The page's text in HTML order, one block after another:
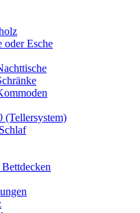
oder Esche
(Tellersystem)